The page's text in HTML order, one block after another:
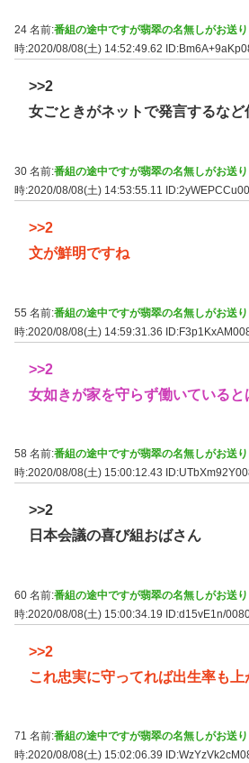
24 名前:番組の途中ですが翡翠の名無しがお送
時:2020/08/08(土) 14:52:49.62
>>2
女ごときがネットで発言するなど
30 名前:番組の途中ですが翡翠の名無しがお送
時:2020/08/08(土) 14:53:55.11
>>2
文が鮮明ですね
55 名前:番組の途中ですが翡翠の名無しがお送
時:2020/08/08(土) 14:59:31.36
>>2
女如きが家を守らず働いていると
58 名前:番組の途中ですが翡翠の名無しがお送
時:2020/08/08(土) 15:00:12.43
>>2
日本会議の喜び組おばさん
60 名前:番組の途中ですが翡翠の名無しがお送
時:2020/08/08(土) 15:00:34.19 ID:d15vE1n/
>>2
これ忠実に守ってれば出生率も
71 名前:番組の途中ですが翡翠の名無しがお送
時:2020/08/08(土) 15:02:06.39